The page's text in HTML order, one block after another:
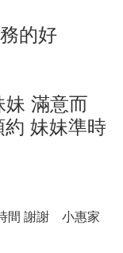
的好
妹 滿意而
妹妹準時
間 謝謝 小惠家